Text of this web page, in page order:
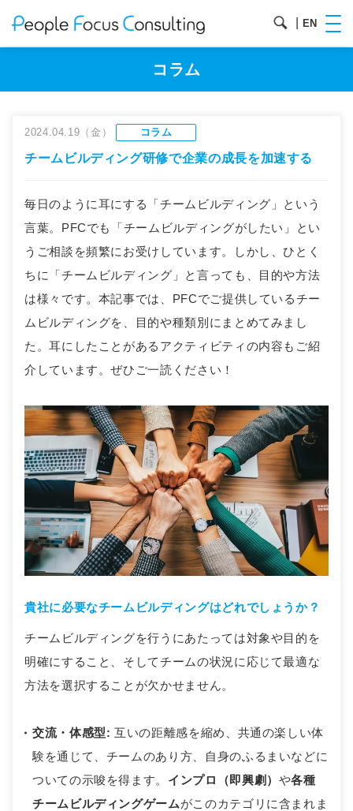
EN
コラム
2024.04.19（金） コラム
チームビルディング研修で企業の成長を加速する
毎日のように耳にする「チームビルディング」という
言葉。PFCでも「チームビルディングがしたい」とい
うご相談を頻繁にお受けしています。しかし、ひとく
ちに「チームビルディング」と言っても、目的や方法
は様々です。本記事では、PFCでご提供しているチー
ムビルディングを、目的や種類別にまとめてみまし
た。耳にしたことがあるアクティビティの内容もご紹
介しています。ぜひご一読ください！
貴社に必要なチームビルディングはどれでしょうか？
チームビルディングを行うにあたっては対象や目的を
明確にすること、そしてチームの状況に応じて最適な
方法を選択することが欠かせません。
交流・体感型: 互いの距離感を縮め、共通の楽しい体
験を通じて、チームのあり方、自身のふるまいなどに
ついての示唆を得ます。 インプロ（即興劇） や各種
チームビルディングゲームがこのカテゴリに含まれま